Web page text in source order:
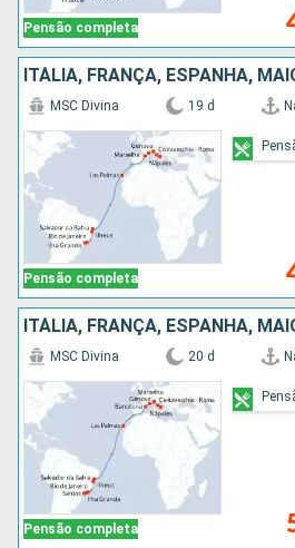
Pensão completa
Pensão completa
MSC Divina 19 d
Pensão completa
MSC Divina 20 d